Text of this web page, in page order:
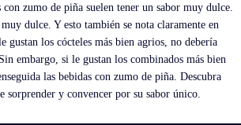
con zumo de piña suelen tener un sabor muy dulce.
dulce. Y esto también se nota claramente en
gustan los cócteles más bien agrios, no debería
embargo, si le gustan los combinados más bien
las bebidas con zumo de piña. Descubra
sorprender y convencer por su sabor único.